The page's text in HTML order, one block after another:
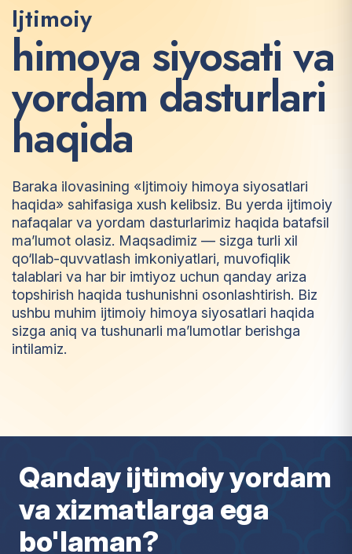
Ijtimoiy
himoya siyosati va
yordam dasturlari
haqida
Baraka ilovasining «Ijtimoiy himoya siyosatlari
haqida» sahifasiga xush kelibsiz. Bu yerda ijtimoiy
nafaqalar va yordam dasturlarimiz haqida batafsil
ma’lumot olasiz. Maqsadimiz — sizga turli xil
qo‘llab-quvvatlash imkoniyatlari, muvofiqlik
talablari va har bir imtiyoz uchun qanday ariza
topshirish haqida tushunishni osonlashtirish. Biz
ushbu muhim ijtimoiy himoya siyosatlari haqida
sizga aniq va tushunarli ma’lumotlar berishga
intilamiz.
mtiy oz
Qanday ijtimoiy yordam
va xizmatlarga ega
bo'laman?